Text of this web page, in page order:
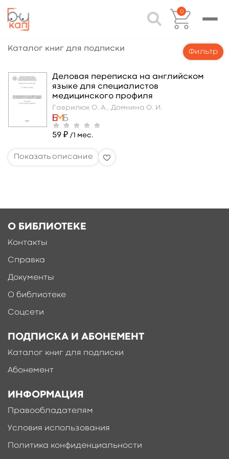
0
Каталог книг для подписки Фильтр
Деловая переписка на английском
языке для специалистов
медицинского профиля
Гаврилюк О. А., Домнина О. И.
59 ₽ /1 мес.
О БИБЛИОТЕКЕ
Контакты
Справка
Документы
О библиотеке
Соцсети
ПОДПИСКА И АБОНЕМЕНТ
Каталог книг для подписки
Абонемент
ИНФОРМАЦИЯ
Правообладателям
Условия использования
Политика конфиденциальности